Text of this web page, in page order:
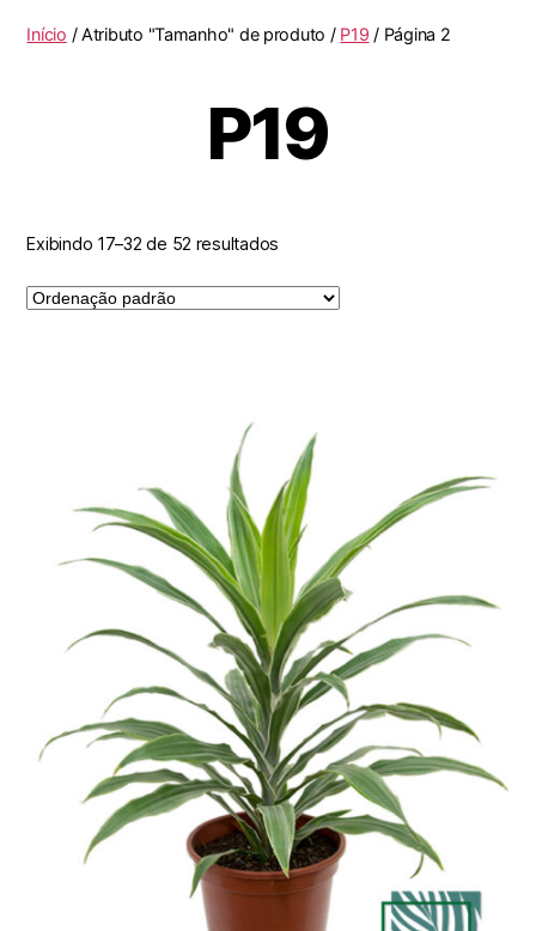
Início / Atributo "Tamanho" de produto / P19 / Página 2
P19
Exibindo 17–32 de 52 resultados